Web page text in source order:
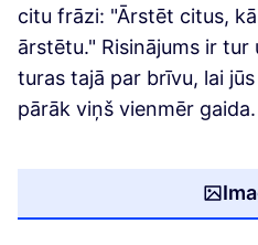
citu frāzi: "Ārstēt citus,
ārstētu." Risinājums ir tur
turas tajā par brīvu, lai
pārāk viņš vienmēr